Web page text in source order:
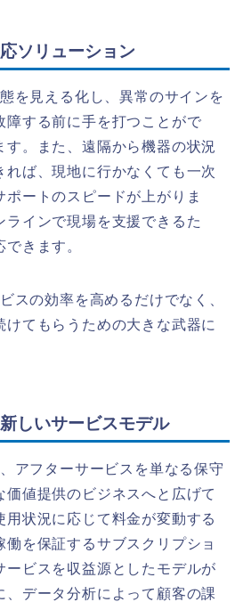
ソリューション
を見える化し、異常のサインを
障する前に手を打つことがで
す。また、遠隔から機器の状況
れば、現地に行かなくても一次
ポートのスピードが上がりま
ラインで現場を支援できるた
きます。
スの効率を高めるだけでなく、
けてもらうための大きな武器に
しいサービスモデル
アフターサービスを単なる保守
価値提供のビジネスへと広げて
用状況に応じて料金が変動する
を保証するサブスクリプショ
ービスを収益源としたモデルが
、データ分析によって顧客の課